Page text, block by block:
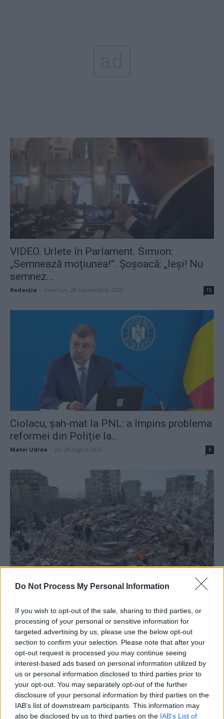
Do Not Process My Personal Information
If you wish to opt-out of the sale, sharing to third parties, or
processing of your personal or sensitive information for
targeted advertising by us, please use the below opt-out
section to confirm your selection. Please note that after your
opt-out request is processed you may continue seeing
interest-based ads based on personal information utilized by
us or personal information disclosed to third parties prior to
your opt-out. You may separately opt-out of the further
disclosure of your personal information by third parties on the
IAB’s list of downstream participants. This information may
also be disclosed by us to third parties on the IAB’s List of
VIDEO. Urlete în Parlament. Simion:
„Semnează moțiunea!”. Șoșoacă: „Ieși! Nu
semnez...
Redacţia miercuri, 20 septembrie 2023 15
Ciolacu, șah-mat la PNL: a împins problema
reformei din Poliție la...
Matei Udrea joi, 24 august 2023 8
Legea mafiei imobiliare, clocită de PSD-
Redacţia - luni, 26 iunie 2023